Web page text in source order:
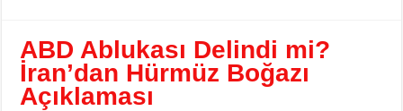
ABD Ablukası Delindi mi?
İran’dan Hürmüz Boğazı
Açıklaması